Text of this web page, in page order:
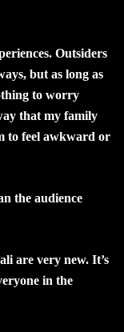
Outsiders
but as long as
to worry
that my family
to feel awkward or
the audience
are very new. It’s
in the